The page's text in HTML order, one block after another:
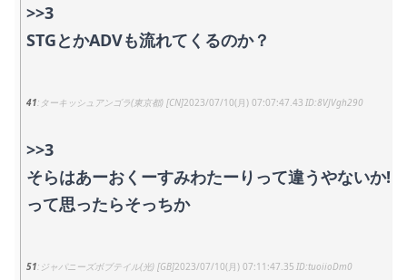
>>3
STGとかADVも流れてくるのか？
41 ターキッシュアンゴラ(東京都) [CN]2023/07/10(月) 07:07:47.43 8VJVgh290
>>3
そらはあーおくーすみわたーりって違うやないか!
って思ったらそっちか
51 ジャパニーズボブテイル(光) [GB]2023/07/10(月) 07:11:47.35 tuoiioDm0